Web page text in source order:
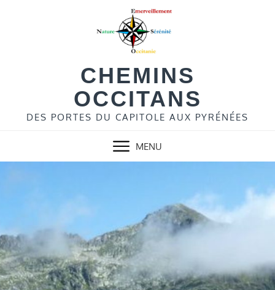
CHEMINS
OCCITANS
DES PORTES DU CAPITOLE AUX PYRÉNÉES
MENU